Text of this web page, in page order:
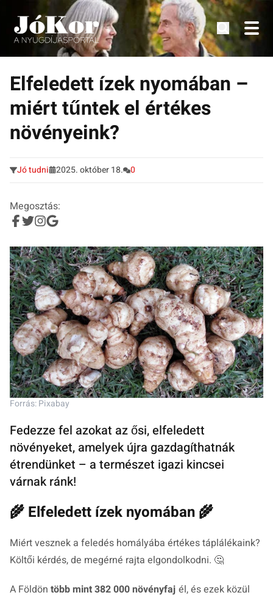
Tovább
tartalomra
Tudnivalók, érdekességek idősek számára.
Elfeledett ízek nyomában –
miért tűntek el értékes
növényeink?
Jó tudni 2025. október 18. 0
Megosztás:
Forrás: Pixabay
Fedezze fel azokat az ősi, elfeledett
növényeket, amelyek újra gazdagíthatnák
étrendünket – a természet igazi kincsei
várnak ránk!
🌾 Elfeledett ízek nyomában 🌾
Miért vesznek a feledés homályába értékes táplálékaink?
Költői kérdés, de megérné rajta elgondolkodni. 🤔
A Földön több mint 382 000 növényfaj él, és ezek közül